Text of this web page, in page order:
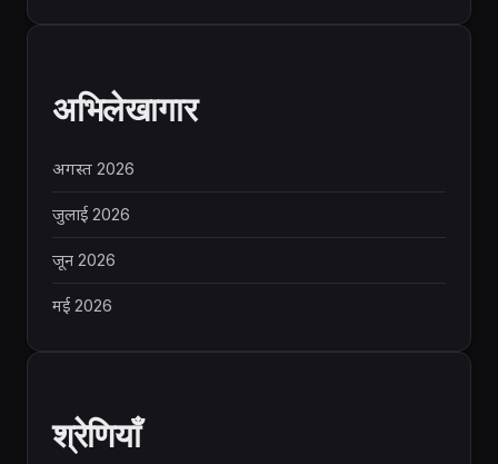
अभिलेखागार
अगस्त 2026
जुलाई 2026
जून 2026
मई 2026
श्रेणियाँ